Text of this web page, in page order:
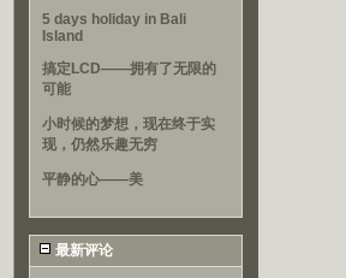
5 days holiday in Bali
Island
搞定LCD——拥有了无限的
可能
小时候的梦想，现在终于实
现，仍然乐趣无穷
平静的心——美
最新评论